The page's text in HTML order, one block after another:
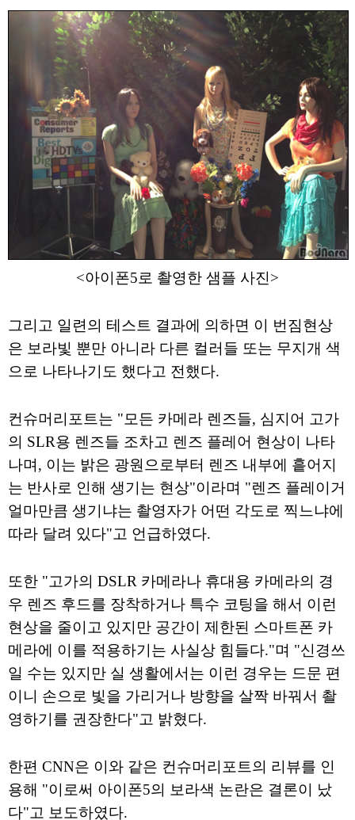
<아이폰5로 촬영한 샘플 사진>
그리고 일련의 테스트 결과에 의하면 이 번짐현상
은 보라빛 뿐만 아니라 다른 컬러들 또는 무지개 색
으로 나타나기도 했다고 전했다.
컨슈머리포트는 "모든 카메라 렌즈들, 심지어 고가
의 SLR용 렌즈들 조차고 렌즈 플레어 현상이 나타
나며, 이는 밝은 광원으로부터 렌즈 내부에 흩어지
는 반사로 인해 생기는 현상"이라며 "렌즈 플레이거
얼마만큼 생기냐는 촬영자가 어떤 각도로 찍느냐에
따라 달려 있다"고 언급하였다.
또한 "고가의 DSLR 카메라나 휴대용 카메라의 경
우 렌즈 후드를 장착하거나 특수 코팅을 해서 이런
현상을 줄이고 있지만 공간이 제한된 스마트폰 카
메라에 이를 적용하기는 사실상 힘들다."며 "신경쓰
일 수는 있지만 실 생활에서는 이런 경우는 드문 편
이니 손으로 빛을 가리거나 방향을 살짝 바꿔서 촬
영하기를 권장한다"고 밝혔다.
한편 CNN은 이와 같은 컨슈머리포트의 리뷰를 인
용해 "이로써 아이폰5의 보라색 논란은 결론이 났
다"고 보도하였다.